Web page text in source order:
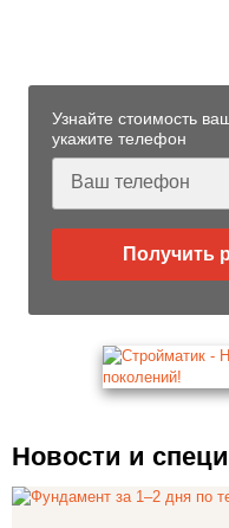
Узнайте стоимость
укажите телефон
Получить
Новости и